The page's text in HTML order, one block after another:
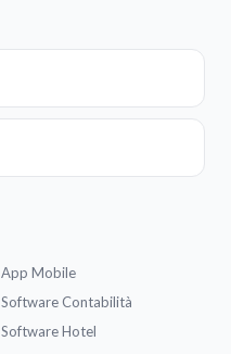
App Mobile
Software Contabilità
Software Hotel